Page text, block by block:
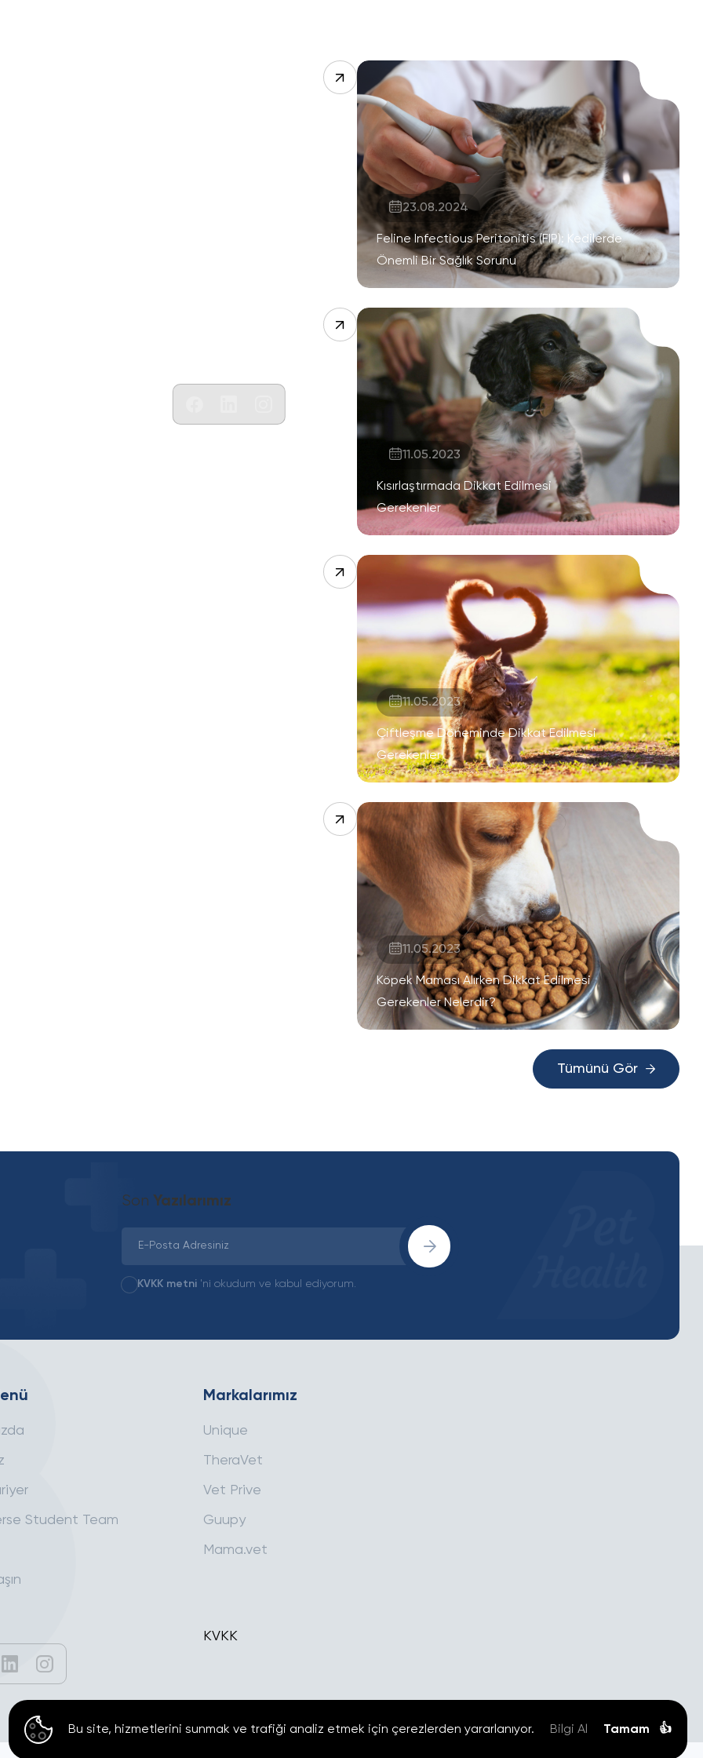
23.08.2024
Feline Infectious Peritonitis (FIP): Kedilerde
Önemli Bir Sağlık Sorunu
11.05.2023
Kısırlaştırmada Dikkat Edilmesi
Gerekenler
11.05.2023
Çiftleşme Döneminde Dikkat Edilmesi
Gerekenler
11.05.2023
Köpek Maması Alırken Dikkat Edilmesi
Gerekenler Nelerdir?
Tümünü Gör
Son Yazılarımız
KVKK metni 'ni okudum ve kabul ediyorum.
Student Team
Markalarımız
Unique
TheraVet
Vet Prive
Guupy
Mama.vet
KVKK
Bu site, hizmetlerini sunmak ve trafiği analiz etmek için çerezlerden yararlanıyor. Bilgi Al Tamam 👍